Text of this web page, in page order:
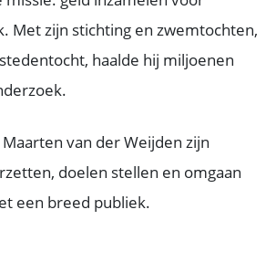
Met zijn stichting en zwemtochten,
haalde hij miljoenen
van der Weijden zijn
doelen stellen en omgaan
een breed publiek.